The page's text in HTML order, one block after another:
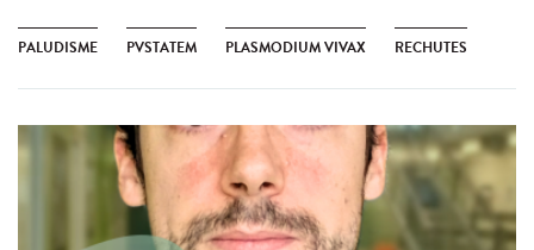
PALUDISME PVSTATEM PLASMODIUM VIVAX RECHUTES